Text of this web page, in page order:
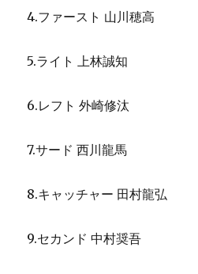
4.ファースト 山川穂高
5.ライト 上林誠知
6.レフト 外崎修汰
7.サード 西川龍馬
8.キャッチャー 田村龍弘
9.セカンド 中村奨吾